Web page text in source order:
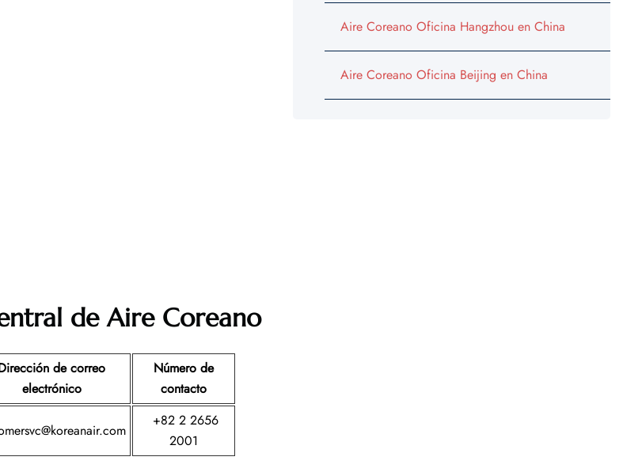
de Aire Coreano
de correo
electrónico
Número de
contacto
+82 2 2656
2001
Aire Coreano Oficina Hangzhou en China
Aire Coreano Oficina Beijing en China